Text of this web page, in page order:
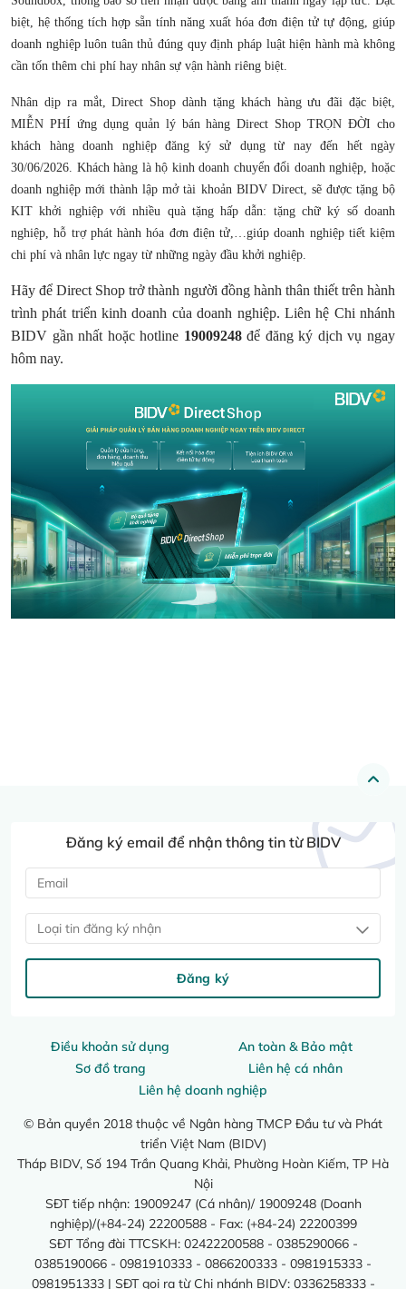
biệt, hệ thống tích hợp sẵn tính năng xuất hóa đơn điện tử tự động, giúp
doanh nghiệp luôn tuân thủ đúng quy định pháp luật hiện hành mà không
cần tốn thêm chi phí hay nhân sự vận hành riêng biệt.
Nhân dịp ra mắt, Direct Shop dành tặng khách hàng ưu đãi đặc biệt,
MIỄN PHÍ ứng dụng quản lý bán hàng Direct Shop TRỌN ĐỜI cho
khách hàng doanh nghiệp đăng ký sử dụng từ nay đến hết ngày
30/06/2026. Khách hàng là hộ kinh doanh chuyển đổi doanh nghiệp, hoặc
doanh nghiệp mới thành lập mở tài khoản BIDV Direct, sẽ được tặng bộ
KIT khởi nghiệp với nhiều quà tặng hấp dẫn: tặng chữ ký số doanh
nghiệp, hỗ trợ phát hành hóa đơn điện tử,…giúp doanh nghiệp tiết kiệm
chi phí và nhân lực ngay từ những ngày đầu khởi nghiệp.
Hãy để Direct Shop trở thành người đồng hành thân thiết trên hành
trình phát triển kinh doanh của doanh nghiệp. Liên hệ Chi nhánh
BIDV gần nhất hoặc hotline 19009248để đăng ký dịch vụ ngay
hôm nay.
Điều khoản sử dụng
An toàn & Bảo mật
Sơ đồ trang
Liên hệ cá nhân
Liên hệ doanh nghiệp
© Bản quyền 2018 thuộc về Ngân hàng TMCP Đầu tư và Phát
triển Việt Nam (BIDV)
Tháp BIDV, Số 194 Trần Quang Khải, Phường Hoàn Kiếm, TP Hà
Nội
SĐT tiếp nhận: 19009247 (Cá nhân)/ 19009248 (Doanh
nghiệp)/(+84-24) 22200588 - Fax: (+84-24) 22200399
SĐT Tổng đài TTCSKH: 02422200588 - 0385290066 -
0385190066 - 0981910333 - 0866200333 - 0981915333 -
0981951333 | SĐT gọi ra từ Chi nhánh BIDV: 0336258333 -
Đăng ký email để nhận thông tin từ BIDV
Loại tin đăng ký nhận
Đăng ký